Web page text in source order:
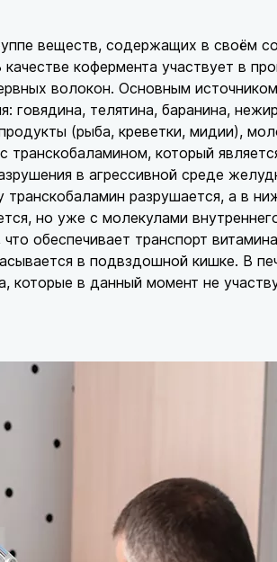
веществ, содержащих в своём
кофермента участвует в
волокон. Основным источником
говядина, телятина, баранина,
(рыба, креветки, мидии),
транскобаламином, который
в агрессивной среде
разрушается, а в
но уже с молекулами
обеспечивает транспорт
в подвздошной кишке. В
которые в данный момент не